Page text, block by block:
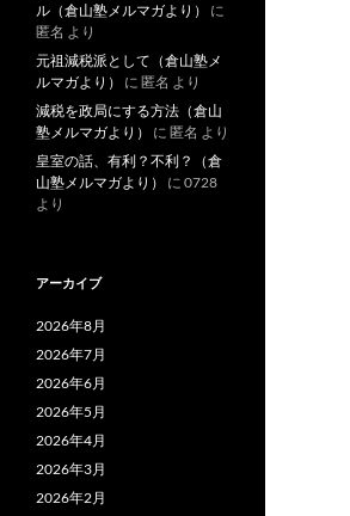
ル（倉山塾メルマガより）
に
匿名 より
元祖減税派として（倉山塾メ
ルマガより）
に 匿名 より
減税を政局にする方法（倉山
塾メルマガより）
に 匿名 より
皇室の話、有利？不利？（倉
山塾メルマガより）
に 0728
より
アーカイブ
2026年8月
2026年7月
2026年6月
2026年5月
2026年4月
2026年3月
2026年2月